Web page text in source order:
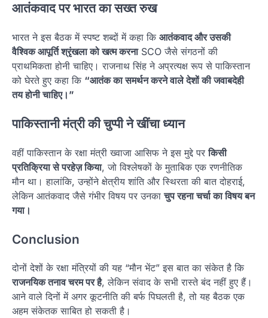
आतंकवाद पर भारत का सख्त रुख
भारत ने इस बैठक में स्पष्ट शब्दों में कहा कि आतंकवाद और उसकी
वैश्विक आपूर्ति श्रृंखला को खत्म करनाSCO जैसे संगठनों की
प्राथमिकता होनी चाहिए। राजनाथ सिंह ने अप्रत्यक्ष रूप से पाकिस्तान
को घेरते हुए कहा कि “आतंक का समर्थन करने वाले देशों की जवाबदेही
तय होनी चाहिए।”
पाकिस्तानी मंत्री की चुप्पी ने खींचा ध्यान
वहीं पाकिस्तान के रक्षा मंत्री ख्वाजा आसिफ ने इस मुद्दे परकिसी
प्रतिक्रिया से परहेज़ किया, जो विश्लेषकों के मुताबिक एक रणनीतिक
मौन था। हालांकि, उन्होंने क्षेत्रीय शांति और स्थिरता की बात दोहराई,
लेकिन आतंकवाद जैसे गंभीर विषय पर उनकाचुप रहना चर्चा का विषय बन
गया।
Conclusion
दोनों देशों के रक्षा मंत्रियों की यह “मौन भेंट” इस बात का संकेत है कि
राजनयिक तनाव चरम पर है, लेकिन संवाद के सभी रास्ते बंद नहीं हुए हैं।
आने वाले दिनों में अगर कूटनीति की बर्फ पिघलती है, तो यह बैठक एक
अहम संकेतक साबित हो सकती है।